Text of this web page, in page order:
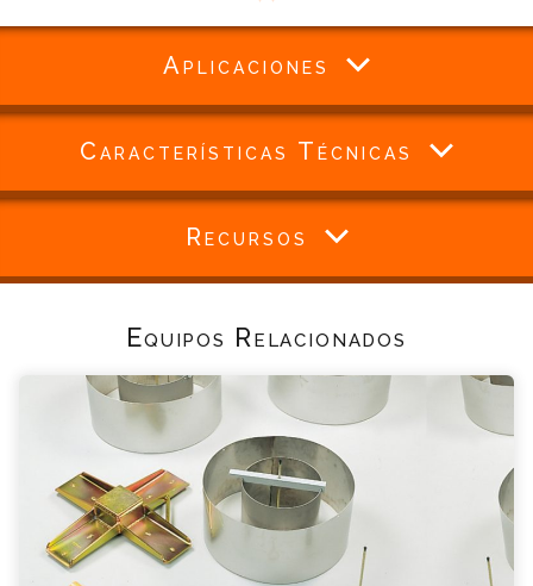
Aplicaciones
Características Técnicas
Recursos
Equipos Relacionados